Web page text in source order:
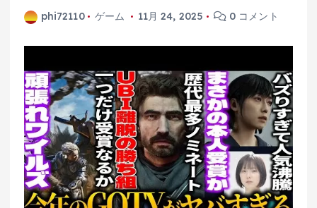
phi72110 ゲーム 11月 24, 2025 0 コメント